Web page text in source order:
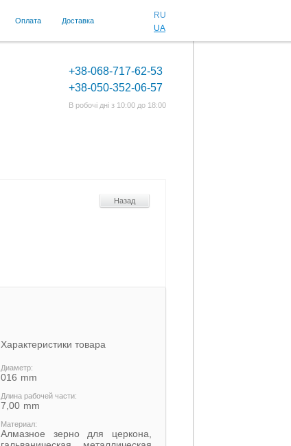
Оплата Доставка
RU
UA
+38-068-717-62-53
+38-050-352-06-57
В робочі дні з 10:00 до 18:00
Назад
Характеристики товара
Диаметр:
016
Длина рабочей части:
7,00
Материал:
Алмазное зерно для церкона,